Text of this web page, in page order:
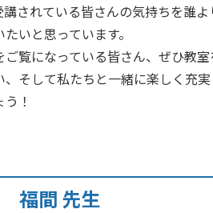
されている皆さんの気持ちを誰よ
いと思っています。
ご覧になっている皆さん、ぜひ教室
、そして私たちと一緒に楽しく充
！
福間 先生